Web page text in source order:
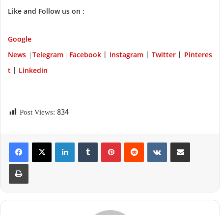
Like and Follow us on :
Google
News |Telegram Facebook| Instagram| Twitter| Pinteres
t
Linkedin
Post Views: 834